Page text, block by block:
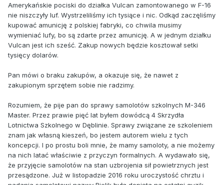
Amerykańskie pociski do działka Vulcan zamontowanego w F-16
nie niszczyły luf. Wystrzeliliśmy ich tysiące i nic. Odkąd zaczęliśmy
kupować amunicję z polskiej fabryki, co chwila musimy
wymieniać lufy, bo są zdarte przez amunicję. A w jednym działku
Vulcan jest ich sześć. Zakup nowych będzie kosztował setki
tysięcy dolarów.
Pan mówi o braku zakupów, a okazuje się, że nawet z
zakupionym sprzętem sobie nie radzimy.
Rozumiem, że pije pan do sprawy samolotów szkolnych M-346
Master. Przez prawie pięć lat byłem dowódcą 4 Skrzydła
Lotnictwa Szkolnego w Dęblinie. Sprawy związane ze szkoleniem
znam jak własną kieszeń, bo jestem autorem wielu z tych
koncepcji. I po prostu boli mnie, że mamy samoloty, a nie możemy
na nich latać właściwie z przyczyn formalnych. A wydawało się,
że przyjęcie samolotów na stan uzbrojenia sił powietrznych jest
przesądzone. Już w listopadzie 2016 roku uroczystość chrztu i